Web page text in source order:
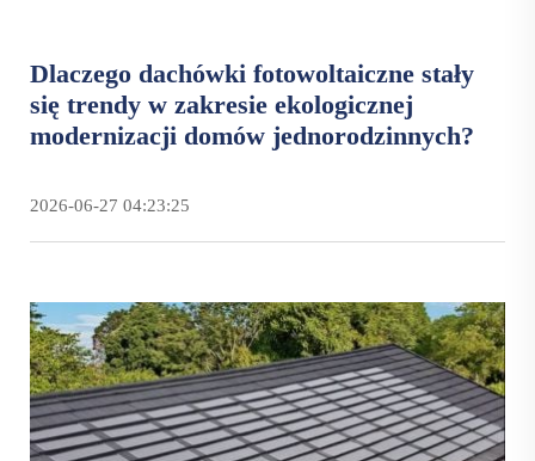
Dlaczego dachówki fotowoltaiczne stały
się trendy w zakresie ekologicznej
modernizacji domów jednorodzinnych?
2026-06-27 04:23:25